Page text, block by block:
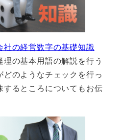
社の経営数字の基礎知識
の基本用語の解説を行う
どのようなチェックを行っ
するところについてもお伝